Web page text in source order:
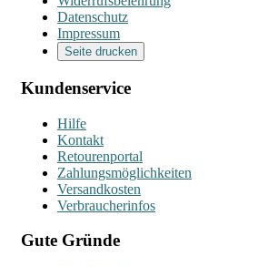
Datenschutz
Impressum
Seite drucken
Kundenservice
Hilfe
Kontakt
Retourenportal
Zahlungsmöglichkeiten
Versandkosten
Verbraucherinfos
Gute Gründe